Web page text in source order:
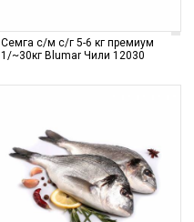
Семга с/м с/г 5-6 кг премиум
1/~30кг Blumar Чили 12030